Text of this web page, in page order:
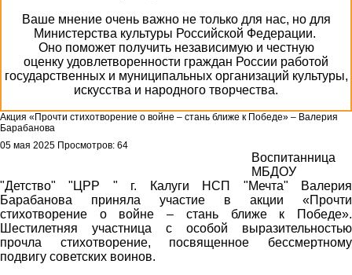
Ваше мнение очень важно не только для нас, но для
Министерства культуры Российской Федерации.
Оно поможет получить независимую и честную
оценку удовлетворенности граждан России работой
государственных и муниципальных организаций культуры,
искусства и народного творчества.
Акция «Прочти стихотворение о войне – стань ближе к Победе» – Валерия
Барабанова
05 мая 2025 Просмотров: 64
Воспитанница
МБДОУ
"Детство" "ЦРР " г. Калуги НСП "Мечта" Валерия
Барабанова приняла участие в акции «Прочти
стихотворение о войне – стань ближе к Победе».
Шестилетняя участница с особой выразительностью
прочла стихотворение, посвященное бессмертному
подвигу советских воинов.